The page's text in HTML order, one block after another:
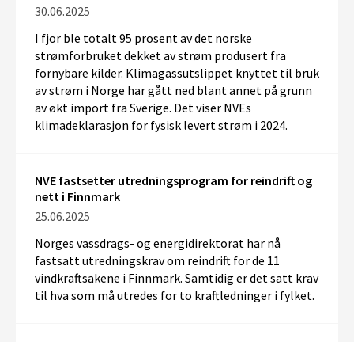
30.06.2025
I fjor ble totalt 95 prosent av det norske
strømforbruket dekket av strøm produsert fra
fornybare kilder. Klimagassutslippet knyttet til bruk
av strøm i Norge har gått ned blant annet på grunn
av økt import fra Sverige. Det viser NVEs
klimadeklarasjon for fysisk levert strøm i 2024.
NVE fastsetter utredningsprogram for reindrift og
nett i Finnmark
25.06.2025
Norges vassdrags- og energidirektorat har nå
fastsatt utredningskravom reindrift forde 11
vindkraftsakene i Finnmark. Samtidig er det satt krav
til hva som må utredes for to kraftledninger i fylket.